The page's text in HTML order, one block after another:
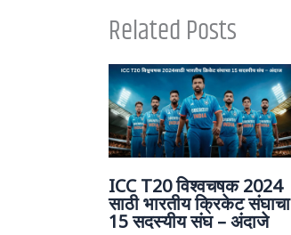
Related Posts
ICC T20 विश्वचषक 2024
साठी भारतीय क्रिकेट संघाचा
15 सदस्यीय संघ – अंदाजे